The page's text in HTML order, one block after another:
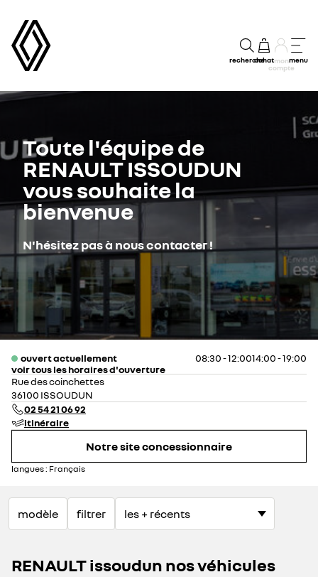
rechercheachatmon
compte
menu
Toute l'équipe de
RENAULT ISSOUDUN
vous souhaite la
bienvenue
N'hésitez pas à nous contacter !
ouvert actuellement 08:30 - 12:0014:00 - 19:00
voir tous les horaires d'ouverture
lundi
mardi
mercredi
jeudi
vendredi
08:30 - 12:0014:00 - 19:00
09:00 - 12:00
dimanche
fermé
Rue des coinchettes
36100 ISSOUDUN
02 54 21 06 92
itinéraire
Notre site concessionnaire
langues : Français
modèle filtrer
RENAULT issoudun nos véhicules